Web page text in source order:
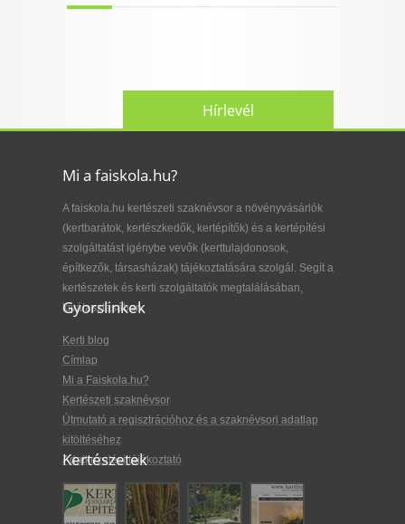
Hírlevél
Mi a faiskola.hu?
A faiskola.hu kertészeti szaknévsor a növényvásárlók
(kertbarátok, kertészkedők, kertépítők) és a kertépítési
szolgáltatást igénybe vevők (kerttulajdonosok,
építkezők, társasházak) tájékoztatására szolgál. Segít a
kertészetek és kerti szolgáltatók megtalálásában,
kiválasztásában.
Gyorslinkek
Kerti blog
Címlap
Mi a Faiskola.hu?
Kertészeti szaknévsor
Útmutató a regisztrációhoz és a szaknévsori adatlap
kitöltéséhez
Adatkezelési tájékoztató
Kertészetek